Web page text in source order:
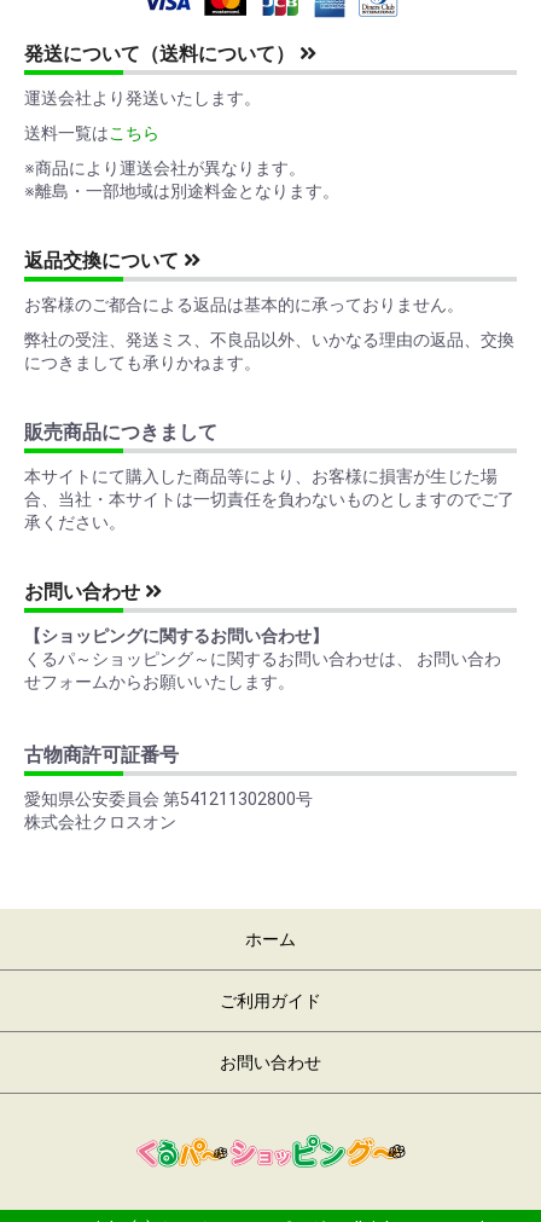
発送について（送料について）
運送会社より発送いたします。
送料一覧はこちら
※商品により運送会社が異なります。
※離島・一部地域は別途料金となります。
返品交換について
お客様のご都合による返品は基本的に承っておりません。
弊社の受注、発送ミス、不良品以外、いかなる理由の返品、交換
につきましても承りかねます。
販売商品につきまして
本サイトにて購入した商品等により、お客様に損害が生じた場
合、当社・本サイトは一切責任を負わないものとしますのでご了
承ください。
お問い合わせ
【ショッピングに関するお問い合わせ】
くるパ～ショッピング～に関するお問い合わせは、 お問い合わ
せフォームからお願いいたします。
古物商許可証番号
愛知県公安委員会 第541211302800号
株式会社クロスオン
ホーム
ご利用ガイド
お問い合わせ